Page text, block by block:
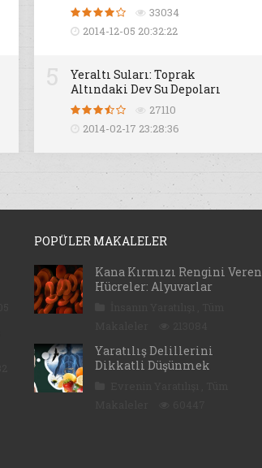
33034
2014-12-05 20:32:22
Yeraltı Suları: Toprak
Altındaki Dev Su Depoları
27110
2014-02-17 23:28:36
POPÜLER MAKALELER
Kana Kırmızı Rengini Veren
Hücreler: Alyuvarlar
Yaratılış Delillerini
Dikkatli Düşünmek